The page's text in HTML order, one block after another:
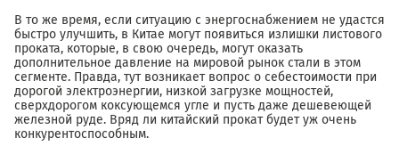
В то же время, если ситуацию с энергоснабжением не удастся
быстро улучшить, в Китае могут появиться излишки листового
проката, которые, в свою очередь, могут оказать
дополнительное давление на мировой рынок стали в этом
сегменте. Правда, тут возникает вопрос о себестоимости при
дорогой электроэнергии, низкой загрузке мощностей,
сверхдорогом коксующемся угле и пусть даже дешевеющей
железной руде. Вряд ли китайский прокат будет уж очень
конкурентоспособным.